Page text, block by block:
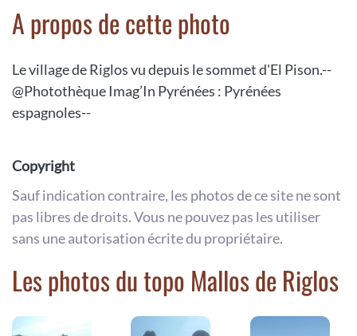
A propos de cette photo
Le village de Riglos vu depuis le sommet d'El Pison.--
@Photothèque Imag’In Pyrénées : Pyrénées
espagnoles--
Copyright
Sauf indication contraire, les photos de ce site ne sont
pas libres de droits. Vous ne pouvez pas les utiliser
sans une autorisation écrite du propriétaire.
Les photos du topo Mallos de Riglos